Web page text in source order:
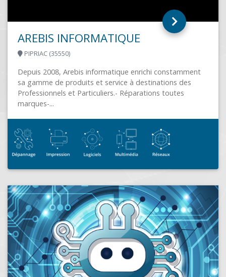
SELEST INFORMATIQUE SAS
SELEST INFORMATIQUE, au service des
et des particuliers vente dépannage
solutions d'impressions formation interventions
ou en atelier...